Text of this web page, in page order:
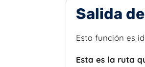
Salida
Esta función es
Esta es la ruta